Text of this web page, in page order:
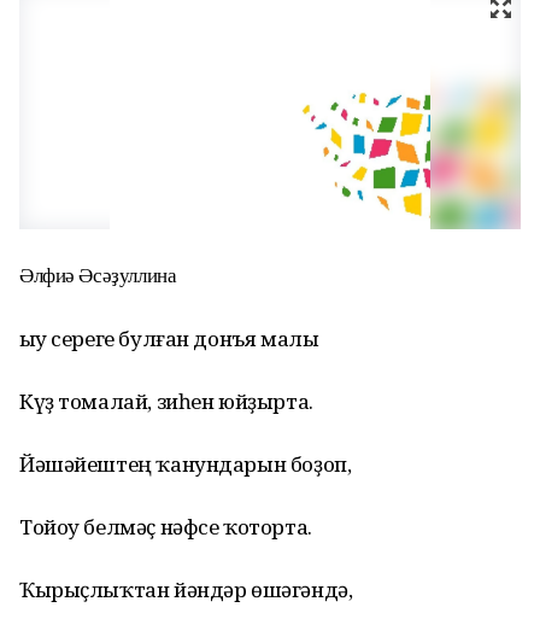
Әлфиә Әсәҙуллина
Һыу сереге булған донъя малы
Күҙ томалай, зиһен юйҙырта.
Йәшәйештең ҡанундарын боҙоп,
Тойоу белмәҫ нәфсе ҡоторта.
Ҡырыҫлыҡтан йәндәр өшәгәндә,